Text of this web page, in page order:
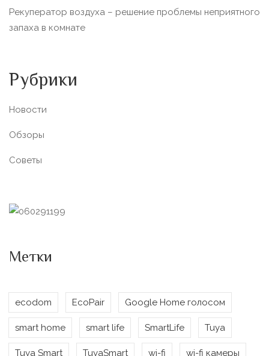
Рекуператор воздуха – решение проблемы неприятного
запаха в комнате
Рубрики
Новости
Обзоры
Советы
Метки
ecodom EcoPair Google Home голосом
smart home smart life SmartLife Tuya
Tuya Smart TuyaSmart wi-fi wi-fi камеры